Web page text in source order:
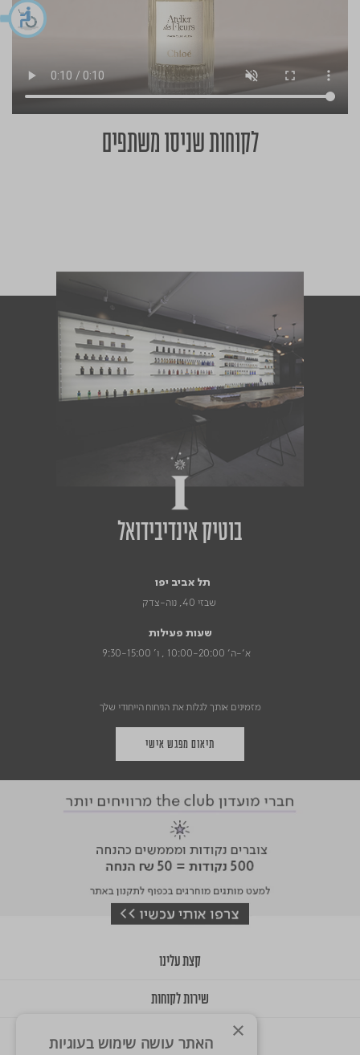
לקוחות שניסו משתפים
בוטיק אינדיבידואל
תל אביב יפו
שבזי 40, נוה-צדק
שעות פעילות
א׳-ה׳ 10:00-20:00 , ו' 9:30-15:00
מזמינים אותך לגלות את הניחוח הייחודי שלך
תיאום מפגש אישי
קצת עלינו
שירות לקוחות
GIFT CARD × האתר עושה שימוש בעוגיות